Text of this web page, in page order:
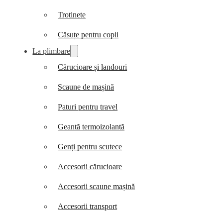
Trotinete
Căsuțe pentru copii
La plimbare
Cărucioare și landouri
Scaune de mașină
Paturi pentru travel
Geantă termoizolantă
Genți pentru scutece
Accesorii cărucioare
Accesorii scaune mașină
Accesorii transport